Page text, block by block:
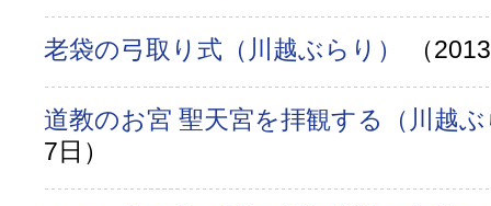
老袋の弓取り式（川越ぶらり） （
道教のお宮 聖天宮を拝観する（川越
7日）